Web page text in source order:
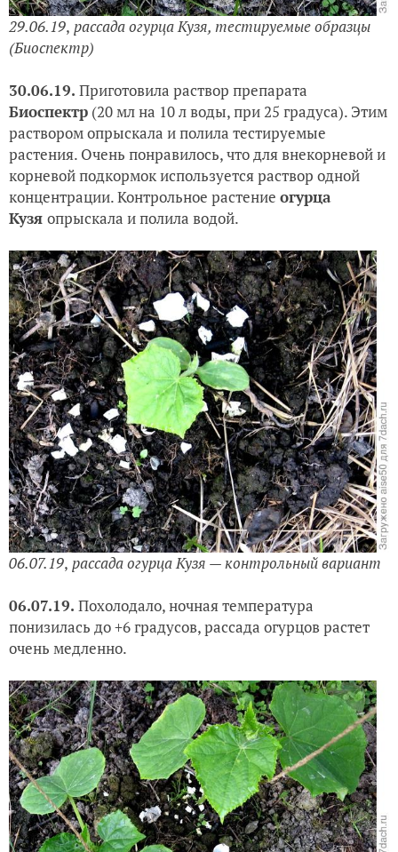
29.06.19, рассадаогурца Кузя, тестируемые образцы
(Биоспектр)
30.06.19. Приготовила раствор препарата
Биоспектр (20 мл на 10 л воды, при 25 градуса). Этим
раствором опрыскала и полила тестируемые
растения. Очень понравилось, что для внекорневой и
корневой подкормок используется раствор одной
концентрации. Контрольное растение огурца
Кузя опрыскала и полила водой.
06.07.19, рассадаогурца Кузя — контрольный вариант
06.07.19. Похолодало, ночная температура
понизилась до +6 градусов, рассада огурцов растет
очень медленно.